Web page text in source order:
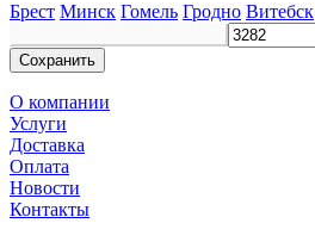
Брест Минск Гомель Гродно Витебск
Сохранить
О компании
Услуги
Доставка
Оплата
Новости
Контакты